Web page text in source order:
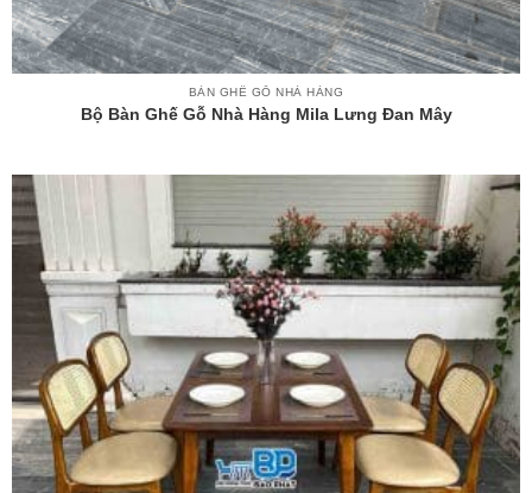
BÀN GHẾ GỖ NHÀ HÀNG
Bộ Bàn Ghế Gỗ Nhà Hàng Mila Lưng Đan Mây